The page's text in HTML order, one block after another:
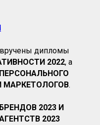
дипломы
2022, а
ПЕРСОНАЛЬНОГО
МАРКЕТОЛОГОВ.
2023 И
2023